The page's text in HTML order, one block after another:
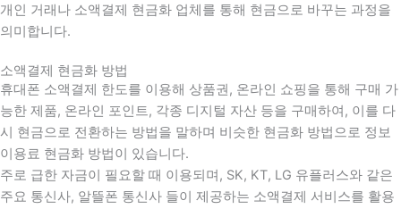
개인 거래나 소액결제 현금화 업체를 통해 현금으로 바꾸는 과정을
의미합니다.
소액결제 현금화 방법
휴대폰 소액결제 한도를 이용해 상품권, 온라인 쇼핑을 통해 구매 가
능한 제품, 온라인 포인트, 각종 디지털 자산 등을 구매하여, 이를 다
시 현금으로 전환하는 방법을 말하며 비슷한 현금화 방법으로 정보
이용료 현금화 방법이 있습니다.
주로 급한 자금이 필요할 때 이용되며, SK, KT, LG 유플러스와 같은
주요 통신사, 알뜰폰 통신사 들이 제공하는 소액결제 서비스를 활용